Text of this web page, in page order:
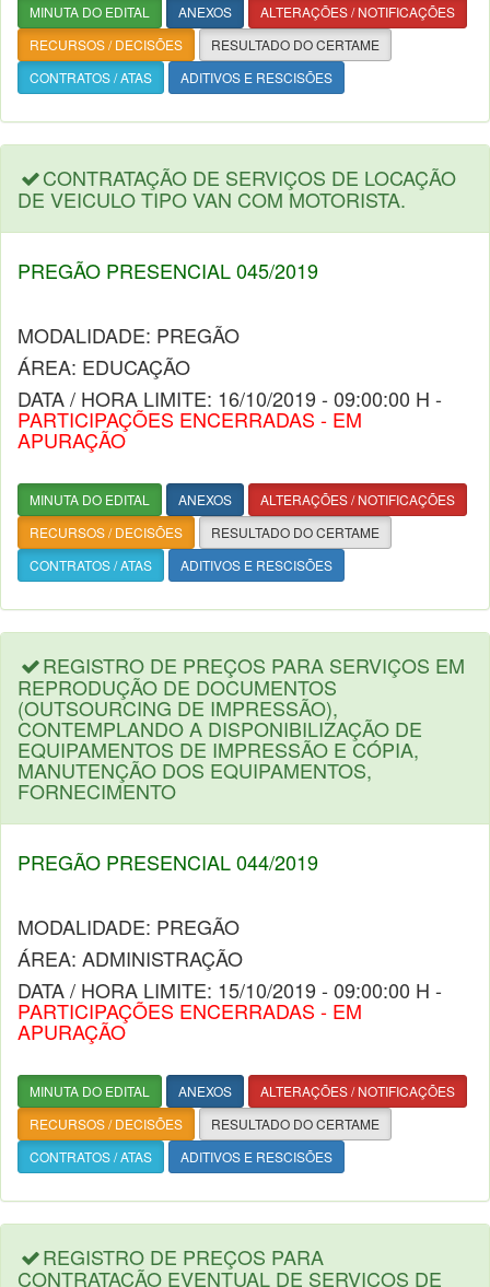
MINUTA DO EDITAL ANEXOS
ALTERAÇÕES / NOTIFICAÇÕES
RECURSOS / DECISÕES
RESULTADO DO CERTAME
CONTRATOS / ATAS
ADITIVOS E RESCISÕES
CONTRATAÇÃO DE SERVIÇOS DE LOCAÇÃO
DE VEICULO TIPO VAN COM MOTORISTA.
PREGÃO PRESENCIAL 045/2019
MODALIDADE: PREGÃO
ÁREA: EDUCAÇÃO
DATA / HORA LIMITE: 16/10/2019 - 09:00:00 H -
PARTICIPAÇÕES ENCERRADAS - EM
APURAÇÃO
MINUTA DO EDITAL ANEXOS
ALTERAÇÕES / NOTIFICAÇÕES
RECURSOS / DECISÕES
RESULTADO DO CERTAME
CONTRATOS / ATAS
ADITIVOS E RESCISÕES
REGISTRO DE PREÇOS PARA SERVIÇOS EM
REPRODUÇÃO DE DOCUMENTOS
(OUTSOURCING DE IMPRESSÃO),
CONTEMPLANDO A DISPONIBILIZAÇÃO DE
EQUIPAMENTOS DE IMPRESSÃO E CÓPIA,
MANUTENÇÃO DOS EQUIPAMENTOS,
FORNECIMENTO
PREGÃO PRESENCIAL 044/2019
MODALIDADE: PREGÃO
ÁREA: ADMINISTRAÇÃO
DATA / HORA LIMITE: 15/10/2019 - 09:00:00 H -
PARTICIPAÇÕES ENCERRADAS - EM
APURAÇÃO
MINUTA DO EDITAL ANEXOS
ALTERAÇÕES / NOTIFICAÇÕES
RECURSOS / DECISÕES
RESULTADO DO CERTAME
CONTRATOS / ATAS
ADITIVOS E RESCISÕES
REGISTRO DE PREÇOS PARA
CONTRATAÇÃO EVENTUAL DE SERVIÇOS DE